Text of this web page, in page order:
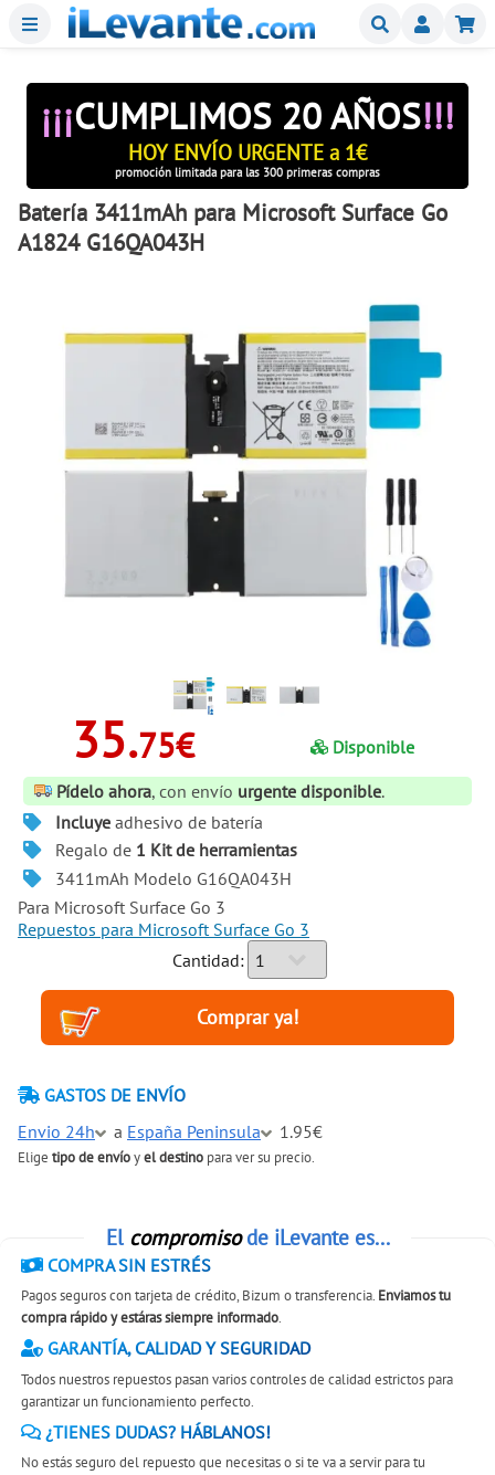
Menu Buscar
¡¡¡CUMPLIMOS 20 AÑOS!!!
HOY ENVÍO URGENTE a 1€
promoción limitada para las 300 primeras compras
Batería 3411mAh para Microsoft Surface Go
A1824 G16QA043H
35.75€
Disponible
Pídelo ahora, con envío urgente disponible.
Incluyeadhesivo de batería
Regalo de 1 Kit de herramientas
3411mAh Modelo G16QA043H
Para Microsoft Surface Go 3
Repuestos para Microsoft Surface Go 3
Cantidad:
GASTOS DE ENVÍO
Envio 24h
a España Peninsula 1.95€
Elige tipo de envíoyel destino para ver su precio.
El compromisode iLevante es...
COMPRA SIN ESTRÉS
Pagos seguros con tarjeta de crédito, Bizum o transferencia. Enviamos tu
compra rápido y estáras siempre informado.
GARANTÍA, CALIDAD Y SEGURIDAD
Todos nuestros repuestos pasan varios controles de calidad estrictos para
garantizar un funcionamiento perfecto.
¿TIENES DUDAS? HÁBLANOS!
No estás seguro del repuesto que necesitas o si te va a servir para tu